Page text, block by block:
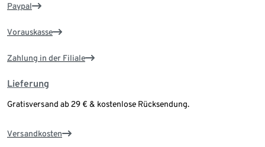
Paypal
Vorauskasse
Zahlung in der Filiale
Lieferung
Gratisversand ab 29 € & kostenlose Rücksendung.
Versandkosten